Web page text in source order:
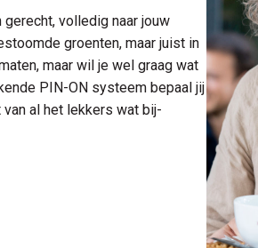
gerecht, volledig naar jouw
groenten, maar juist in
maar wil je wel graag wat
PIN-ON systeem bepaal jij
al het lekkers wat bij-